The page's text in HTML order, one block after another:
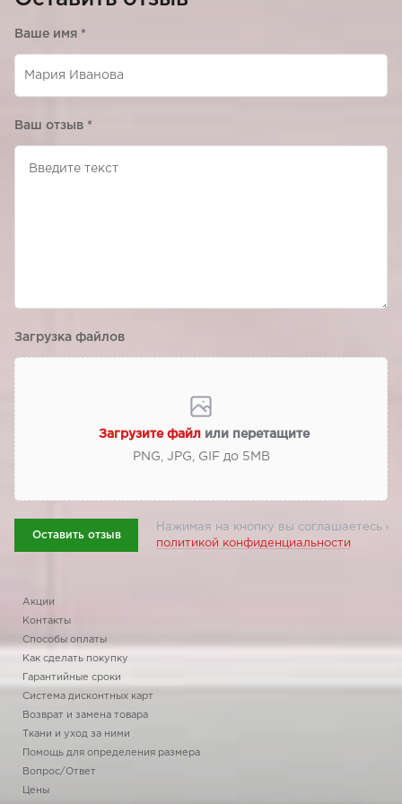
Ваше имя *
Ваш отзыв *
Загрузка файлов
Загрузите файл или перетащите
PNG, JPG, GIF до 5МВ
Оставить отзыв
Нажимая на кнопку вы соглашаетесь с
политикой конфиденциальности
Акции
Контакты
Способы оплаты
Как сделать покупку
Гарантийные сроки
Система дисконтных карт
Возврат и замена товара
Ткани и уход за ними
Помощь для определения размера
Вопрос/Ответ
Цены